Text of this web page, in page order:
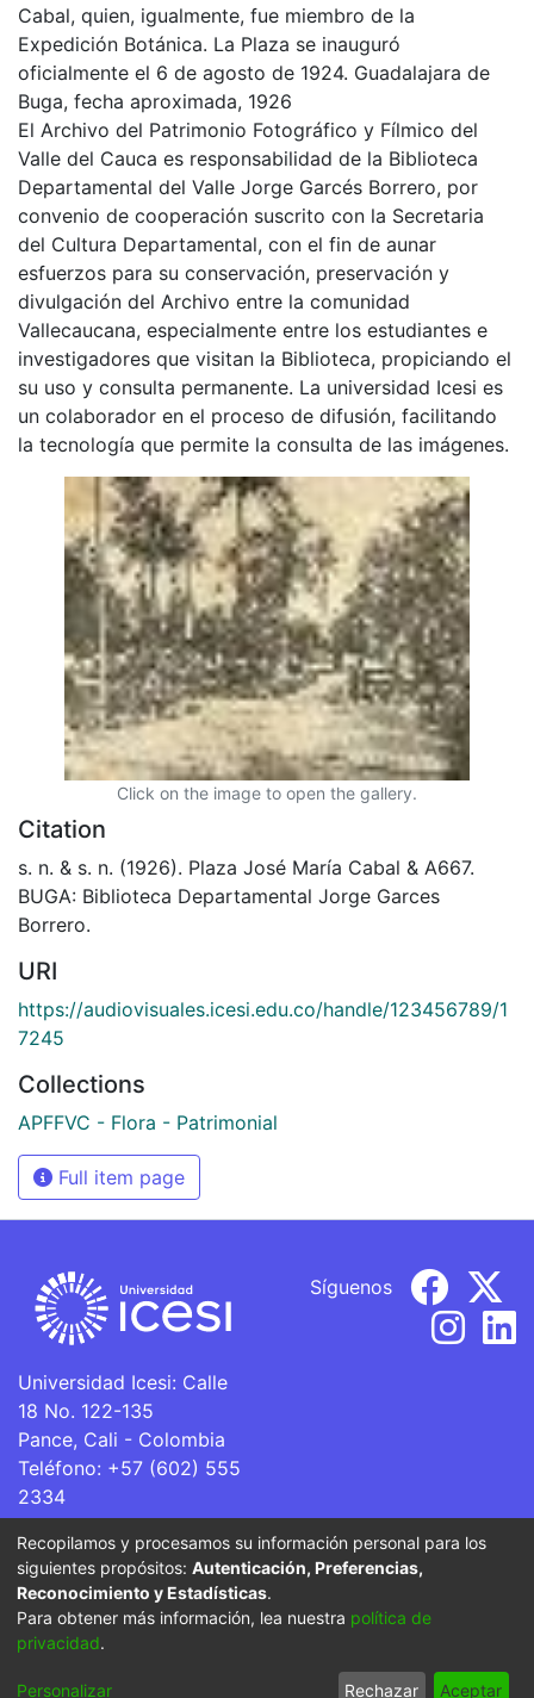
Cabal, quien, igualmente, fue miembro de la
Expedición Botánica. La Plaza se inauguró
oficialmente el 6 de agosto de 1924. Guadalajara de
Buga, fecha aproximada, 1926
El Archivo del Patrimonio Fotográfico y Fílmico del
Valle del Cauca es responsabilidad de la Biblioteca
Departamental del Valle Jorge Garcés Borrero, por
convenio de cooperación suscrito con la Secretaria
del Cultura Departamental, con el fin de aunar
esfuerzos para su conservación, preservación y
divulgación del Archivo entre la comunidad
Vallecaucana, especialmente entre los estudiantes e
investigadores que visitan la Biblioteca, propiciando el
su uso y consulta permanente. La universidad Icesi es
un colaborador en el proceso de difusión, facilitando
la tecnología que permite la consulta de las imágenes.
Click on the image to open the gallery.
Citation
s. n. & s. n. (1926). Plaza José María Cabal & A667.
BUGA: Biblioteca Departamental Jorge Garces
Borrero.
URI
https://audiovisuales.icesi.edu.co/handle/123456789/1
7245
Collections
APFFVC - Flora - Patrimonial
Full item page
Universidad Icesi: Calle
18 No. 122-135
Pance, Cali - Colombia
Teléfono: +57 (602) 555
2334
ventanillaunica@icesi.edu.co
Síguenos
La Universidad Icesi es una Institución de Educación
Superior que se encuentra sujeta a inspección y vigilancia
por parte del Ministerio de Educación Nacional.
Cookie End User Send
Recopilamos y procesamos su información personal para los
siguientes propósitos: Autenticación, Preferencias,
Reconocimiento y Estadísticas.
Para obtener más información, lea nuestra política de
privacidad.
Personalizar Rechazar Aceptar